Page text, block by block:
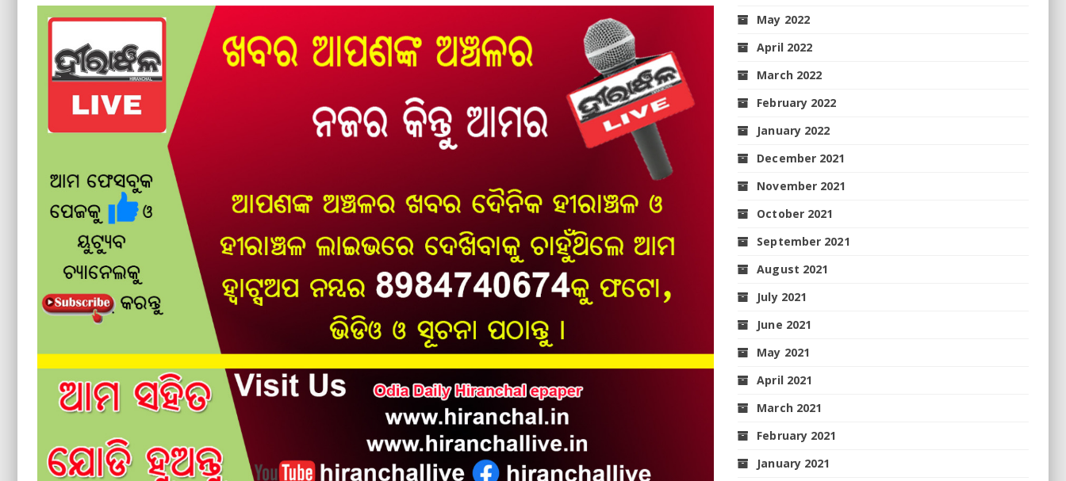
May 2022
April 2022
March 2022
February 2022
January 2022
December 2021
November 2021
October 2021
September 2021
August 2021
July 2021
June 2021
May 2021
April 2021
March 2021
February 2021
January 2021